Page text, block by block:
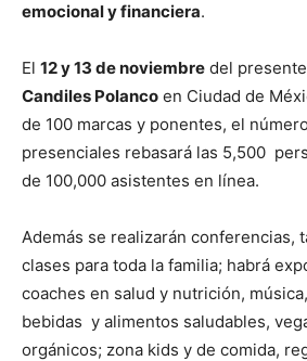
emocional y financiera.
El 12 y 13 de noviembre del
Candiles Polanco en Ciudad de
de 100 marcas y ponentes, el
presenciales rebasará las 5,500
de 100,000 asistentes en línea.
Además se realizarán conferencias,
clases para toda la familia; habrá
coaches en salud y nutrición,
bebidas y alimentos saludables,
orgánicos; zona kids y de comida,